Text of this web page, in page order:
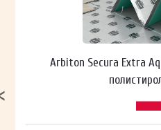
Arbiton Secura Extra